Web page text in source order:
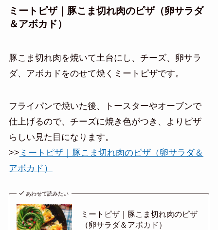
ミートピザ｜豚こま切れ肉のピザ（卵サラダ
＆アボカド）
豚こま切れ肉を焼いて土台にし、チーズ、卵サラ
ダ、アボカドをのせて焼くミートピザです。
フライパンで焼いた後、トースターやオーブンで
仕上げるので、チーズに焼き色がつき、よりピザ
らしい見た目になります。
>> ミートピザ｜豚こま切れ肉のピザ（卵サラダ＆
アボカド）
あわせて読みたい
ミートピザ｜豚こま切れ肉のピザ
（卵サラダ＆アボカド）